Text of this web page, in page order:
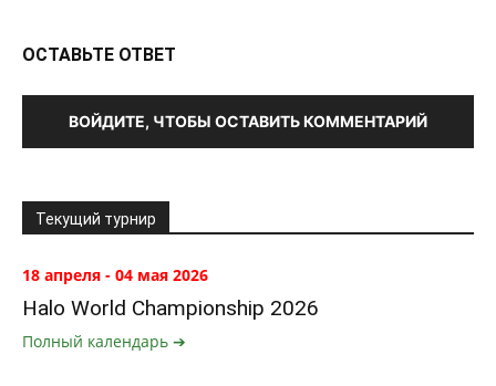
ОСТАВЬТЕ ОТВЕТ
ВОЙДИТЕ, ЧТОБЫ ОСТАВИТЬ КОММЕНТАРИЙ
Текущий турнир
18 апреля - 04 мая 2026
Halo World Championship 2026
Полный календарь ➔